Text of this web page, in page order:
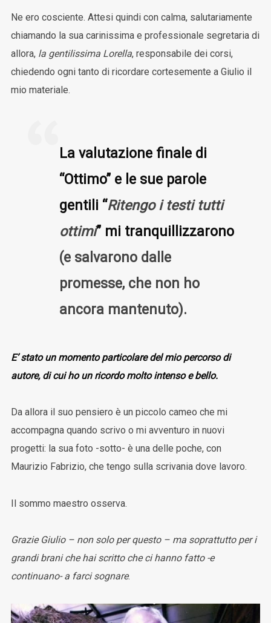
Ne ero cosciente. Attesi quindi con calma, salutariamente
chiamando la sua carinissima e professionale segretaria di
allora, la gentilissima Lorella, responsabile dei corsi,
chiedendo ogni tanto di ricordare cortesemente a Giulio il
mio materiale.
La valutazione finale di
“Ottimo” e le sue parole
gentili “Ritengo i testi tutti
ottimi” mi tranquillizzarono
(e salvarono dalle
promesse, che non ho
ancora mantenuto).
E’ stato un momento particolare del mio percorso di
autore, di cui ho un ricordo molto intenso e bello.
Da allora il suo pensiero è un piccolo cameo che mi
accompagna quando scrivo o mi avventuro in nuovi
progetti: la sua foto -sotto- è una delle poche, con
Maurizio Fabrizio, che tengo sulla scrivania dove lavoro.
Il sommo maestro osserva.
Grazie Giulio – non solo per questo – ma soprattutto per i
grandi brani che hai scritto che ci hanno fatto -e
continuano- a farci sognare.